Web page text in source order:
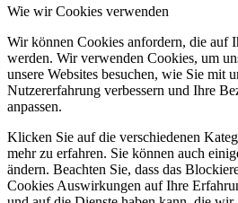
Wie wir Cookies verwenden
Wir können Cookies anfordern, die auf
werden. Wir verwenden Cookies, um
unsere Websites besuchen, wie Sie mit
Nutzererfahrung verbessern und Ihre
anpassen.
Klicken Sie auf die verschiedenen
mehr zu erfahren. Sie können auch
ändern. Beachten Sie, dass das
Cookies Auswirkungen auf Ihre